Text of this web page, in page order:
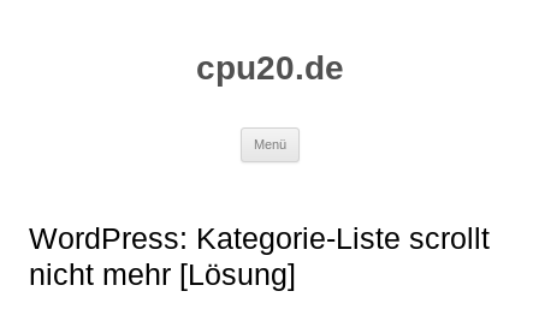
cpu20.de
Menü
WordPress: Kategorie-Liste scrollt
nicht mehr [Lösung]